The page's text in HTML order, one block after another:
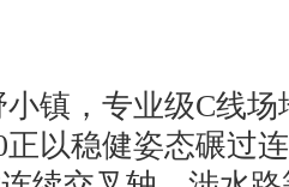
小镇，专业级C线
正以稳健姿态碾过